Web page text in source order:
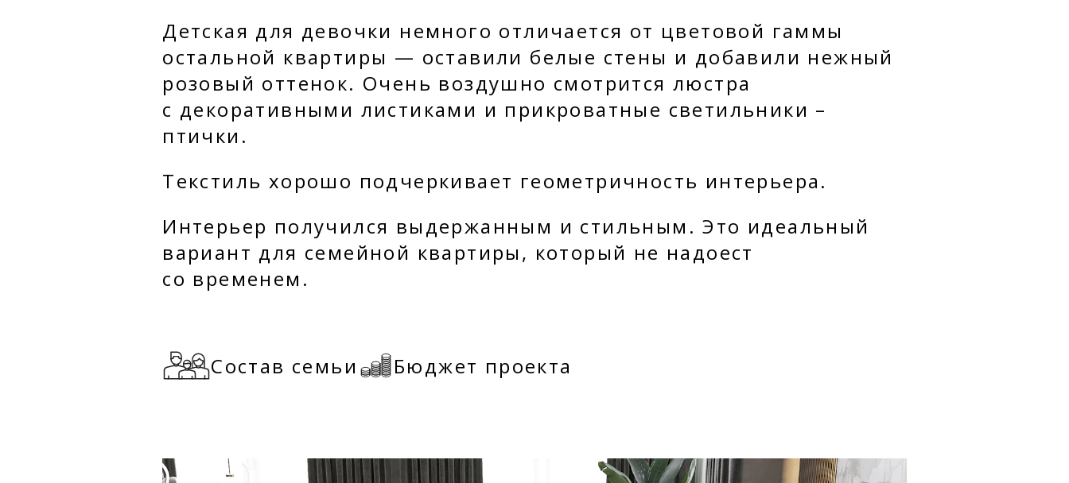
Детская для девочки немного отличается от цветовой гаммы
остальной квартиры — оставили белые стены и добавили нежный
розовый оттенок. Очень воздушно смотрится люстра
с декоративными листиками и прикроватные светильники –
птички.
Текстиль хорошо подчеркивает геометричность интерьера.
Интерьер получился выдержанным и стильным. Это идеальный
вариант для семейной квартиры, который не надоест
со временем.
Состав семьи Бюджет проекта